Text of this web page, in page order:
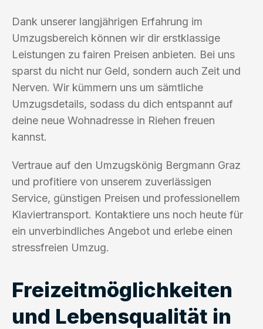
Dank unserer langjährigen Erfahrung im
Umzugsbereich können wir dir erstklassige
Leistungen zu fairen Preisen anbieten. Bei uns
sparst du nicht nur Geld, sondern auch Zeit und
Nerven. Wir kümmern uns um sämtliche
Umzugsdetails, sodass du dich entspannt auf
deine neue Wohnadresse in Riehen freuen
kannst.
Vertraue auf den Umzugskönig Bergmann Graz
und profitiere von unserem zuverlässigen
Service, günstigen Preisen und professionellem
Klaviertransport. Kontaktiere uns noch heute für
ein unverbindliches Angebot und erlebe einen
stressfreien Umzug.
Freizeitmöglichkeiten
und Lebensqualität in